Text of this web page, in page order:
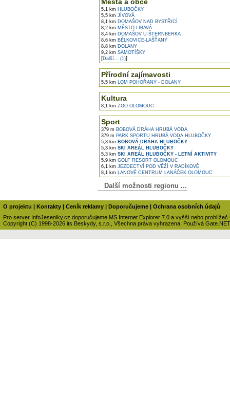
5,1 km HLUBOČKY
5,5 km JÍVOVÁ
8,1 km DOMAŠOV NAD BYSTŘICÍ
8,2 km MĚSTO LIBAVÁ
8,4 km DOMAŠOV U ŠTERNBERKA
8,6 km BĚLKOVICE-LAŠŤANY
8,8 km DOLANY
9,2 km SAMOTÍŠKY
[Další... (1)]
Přírodní zajímavosti
5,5 km LOM POHOŘANY - DOLANY
Kultura
8,1 km ZOO OLOMOUC
Sport
379 m BOBOVÁ DRÁHA HRUBÁ VODA
379 m PARK SPORTU HRUBÁ VODA HLUBOČKY
5,3 km BOBOVÁ DRÁHA HLUBOČKY
5,3 km SKI AREÁL HLUBOČKY
5,3 km SKI AREÁL HLUBOČKY - LETNÍ AKTIVITY
5,9 km GOLF RESORT OLOMOUC
6,1 km JEZDECTVÍ POD VĚŽÍ V RADÍKOVĚ
8,1 km LANOVÉ CENTRUM LANÁČEK OLOMOUC
Další možnosti regionu ...
O projektu | Kontakty | Ceník reklamy | Doporučujeme | Ochrana osobních údajů
Pro server InfoJeseniky.cz doporučujeme MS Internet Explorer 7.0 a vyšší nebo prohlížeč
Copyright (C) 1998-2026 its Beskydy, s.r.o., Všechna práva vyhrazena. Používá